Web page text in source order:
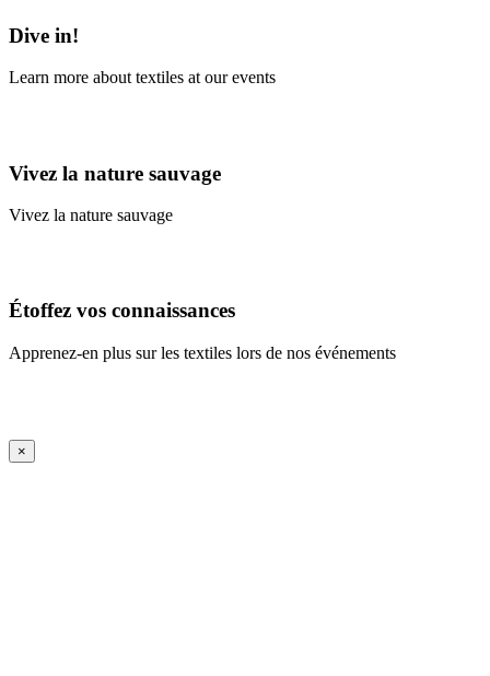
Dive in!
Learn more about textiles at our events
Vivez la nature sauvage
Vivez la nature sauvage
Étoffez vos connaissances
Apprenez-en plus sur les textiles lors de nos événements
iFrame Title
×